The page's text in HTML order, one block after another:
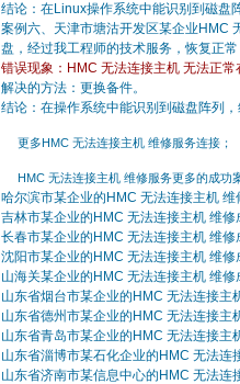
结论：在Linux操作系统中能识别到磁盘
案例六、天津市塘沽开发区某企业HMC
盘，经过我工程师的技术服务，恢复正
错误现象：HMC 无法连接主机 无法正
解决的方法：更换备件。
结论：在操作系统中能识别到磁盘阵列
更多HMC 无法连接主机 维修服务连接；
HMC 无法连接主机 维修服务更多的成功
哈尔滨市某企业的HMC 无法连接主机 维
吉林市某企业的HMC 无法连接主机 维修
长春市某企业的HMC 无法连接主机 维修
沈阳市某企业的HMC 无法连接主机 维修
山海关某企业的HMC 无法连接主机 维修
山东省烟台市某企业的HMC 无法连接主
山东省德州市某企业的HMC 无法连接主
山东省青岛市某企业的HMC 无法连接主
山东省淄博市某石化企业的HMC 无法连
山东省济南市某信息中心的HMC 无法连